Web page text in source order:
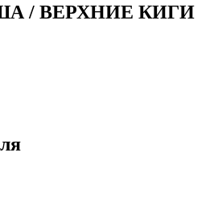
/ ВЕРХНИЕ КИГИ